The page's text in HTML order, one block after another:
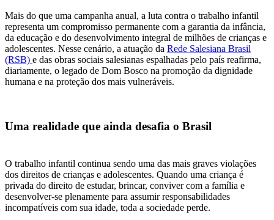
Mais do que uma campanha anual, a luta contra o trabalho infantil
representa um compromisso permanente com a garantia da infância,
da educação e do desenvolvimento integral de milhões de crianças e
adolescentes. Nesse cenário, a atuação da Rede Salesiana Brasil
(RSB) e das obras sociais salesianas espalhadas pelo país reafirma,
diariamente, o legado de Dom Bosco na promoção da dignidade
humana e na proteção dos mais vulneráveis.
Uma realidade que ainda desafia o Brasil
O trabalho infantil continua sendo uma das mais graves violações
dos direitos de crianças e adolescentes. Quando uma criança é
privada do direito de estudar, brincar, conviver com a família e
desenvolver-se plenamente para assumir responsabilidades
incompatíveis com sua idade, toda a sociedade perde.